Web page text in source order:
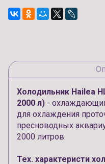
Холодильник Hailea
2000 л) -
для охлаждения
пресноводных
2000 литров.
Тех. характеристи